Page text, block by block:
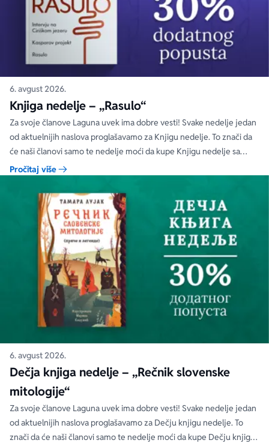
6. avgust 2026.
Knjiga nedelje – „Rasulo“
Za svoje članove Laguna uvek ima dobre vesti! Svake nedelje jedan
od aktuelnijih naslova proglašavamo za Knjigu nedelje. To znači da
će naši članovi samo te nedelje moći da kupe Knjigu nedelje sa
specijalnim DODATNIM popustom od 30%.
Pročitaj više
6. avgust 2026.
Dečja knjiga nedelje – „Rečnik slovenske
mitologije“
Za svoje članove Laguna uvek ima dobre vesti! Svake nedelje jedan
od aktuelnijih naslova proglašavamo za Dečju knjigu nedelje. To
znači da će naši članovi samo te nedelje moći da kupe Dečju knjigu